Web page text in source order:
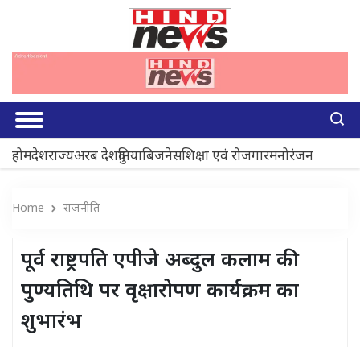
होमदेशराज्यअरब देशदुनियाबिजनेसशिक्षा एवं रोजगारमनोरंजन
Home राजनीति
पूर्व राष्ट्रपति एपीजे अब्दुल कलाम की
पुण्यतिथि पर वृक्षारोपण कार्यक्रम का
शुभारंभ